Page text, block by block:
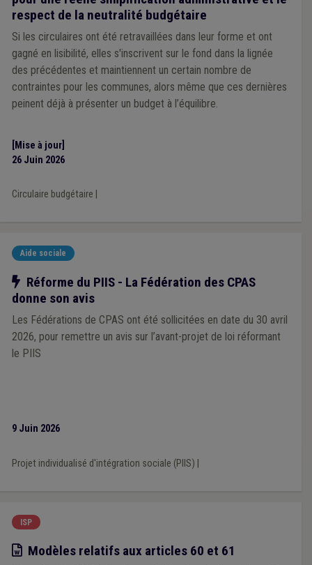
respect de la neutralité budgétaire
Si les circulaires ont été retravaillées dans leur forme et ont
gagné en lisibilité, elles s'inscrivent sur le fond dans la lignée
des précédentes et maintiennent un certain nombre de
contraintes pour les communes, alors même que ces dernières
peinent déjà à présenter un budget à l’équilibre.
[Mise à jour]
26 Juin 2026
Circulaire budgétaire
Aide sociale
Notre action
Réforme du PIIS - La Fédération des CPAS
donne son avis
Les Fédérations de CPAS ont été sollicitées en date du 30 avril
2026, pour remettre un avis sur l’avant-projet de loi réformant
le PIIS
9 Juin 2026
Projet individualisé d'intégration sociale (PIIS)
ISP
Modèle
Modèles relatifs aux articles 60 et 61